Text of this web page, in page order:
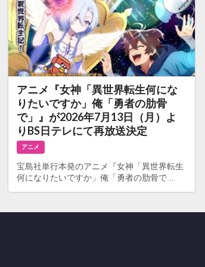
アニメ『女神「異世界転生何にな
りたいですか」俺「勇者の肋骨
で」』が2026年7月13日（月）よ
りBS日テレにて再放送決定
アニメ
宝島社単行本発のアニメ『女神「異世界転生
何になりたいですか」俺「勇者の肋骨で...